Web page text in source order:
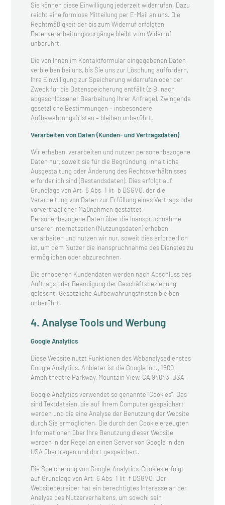
Sie können diese Einwilligung jederzeit widerrufen. Dazu
reicht eine formlose Mitteilung per E-Mail an uns. Die
Rechtmäßigkeit der bis zum Widerruf erfolgten
Datenverarbeitungsvorgänge bleibt vom Widerruf
unberührt.
Die von Ihnen im Kontaktformular eingegebenen Daten
verbleiben bei uns, bis Sie uns zur Löschung auffordern,
Ihre Einwilligung zur Speicherung widerrufen oder der
Zweck für die Datenspeicherung entfällt (z.B. nach
abgeschlossener Bearbeitung Ihrer Anfrage). Zwingende
gesetzliche Bestimmungen – insbesondere
Aufbewahrungsfristen – bleiben unberührt.
Verarbeiten von Daten (Kunden- und Vertragsdaten)
Wir erheben, verarbeiten und nutzen personenbezogene
Daten nur, soweit sie für die Begründung, inhaltliche
Ausgestaltung oder Änderung des Rechtsverhältnisses
erforderlich sind (Bestandsdaten). Dies erfolgt auf
Grundlage von Art. 6 Abs. 1 lit. b DSGVO, der die
Verarbeitung von Daten zur Erfüllung eines Vertrags oder
vorvertraglicher Maßnahmen gestattet.
Personenbezogene Daten über die Inanspruchnahme
unserer Internetseiten (Nutzungsdaten) erheben,
verarbeiten und nutzen wir nur, soweit dies erforderlich
ist, um dem Nutzer die Inanspruchnahme des Dienstes zu
ermöglichen oder abzurechnen.
Die erhobenen Kundendaten werden nach Abschluss des
Auftrags oder Beendigung der Geschäftsbeziehung
gelöscht. Gesetzliche Aufbewahrungsfristen bleiben
unberührt.
4. Analyse Tools und Werbung
Google Analytics
Diese Website nutzt Funktionen des Webanalysedienstes
Google Analytics. Anbieter ist die Google Inc., 1600
Amphitheatre Parkway, Mountain View, CA 94043, USA.
Google Analytics verwendet so genannte "Cookies". Das
sind Textdateien, die auf Ihrem Computer gespeichert
werden und die eine Analyse der Benutzung der Website
durch Sie ermöglichen. Die durch den Cookie erzeugten
Informationen über Ihre Benutzung dieser Website
werden in der Regel an einen Server von Google in den
USA übertragen und dort gespeichert.
Die Speicherung von Google-Analytics-Cookies erfolgt
auf Grundlage von Art. 6 Abs. 1 lit. f DSGVO. Der
Websitebetreiber hat ein berechtigtes Interesse an der
Analyse des Nutzerverhaltens, um sowohl sein